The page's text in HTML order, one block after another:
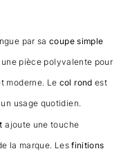
par sacoupe simple
pièce polyvalente pour
moderne. Le col rond est
usage quotidien.
ajoute une touche
la marque. Lesfinitions